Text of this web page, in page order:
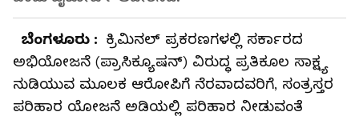
ಬೆಂಗಳೂರು : ಕ್ರಿಮಿನಲ್ ಪ್ರಕರಣಗಳಲ್ಲಿ ಸರ್ಕಾರದ
ಅಭಿಯೋಜನೆ (ಪ್ರಾಸಿಕ್ಯೂಷನ್) ವಿರುದ್ಧ ಪ್ರತಿಕೂಲ ಸಾಕ್ಷ್ಯ
ನುಡಿಯುವ ಮೂಲಕ ಆರೋಪಿ‌ಗೆ ನೆರವಾದ‌ವರಿಗೆ, ಸಂತ್ರಸ್ತರ
ಪರಿಹಾರ ಯೋಜನೆ ಅಡಿಯಲ್ಲಿ ಪರಿಹಾರ ನೀಡುವಂತೆ‌